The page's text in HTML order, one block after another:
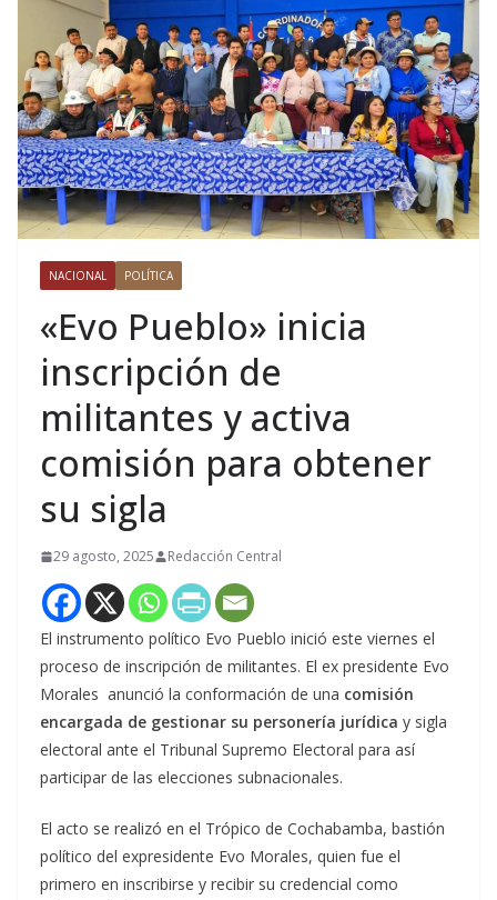
NACIONAL POLÍTICA
«Evo Pueblo» inicia
inscripción de
militantes y activa
comisión para obtener
su sigla
29 agosto, 2025 Redacción Central
El instrumento político Evo Pueblo inició este viernes el
proceso de inscripción de militantes. El ex presidente Evo
Morales anunció la conformación de una comisión
encargada de gestionar su personería jurídica y sigla
electoral ante el Tribunal Supremo Electoral para así
participar de las elecciones subnacionales.
El acto se realizó en el Trópico de Cochabamba, bastión
político del expresidente Evo Morales, quien fue el
primero en inscribirse y recibir su credencial como